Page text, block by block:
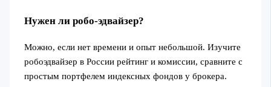
Нужен ли робо‑эдвайзер?
Можно, если нет времени и опыт небольшой. Изучите
робоэдвайзер в России рейтинг и комиссии, сравните с
простым портфелем индексных фондов у брокера.